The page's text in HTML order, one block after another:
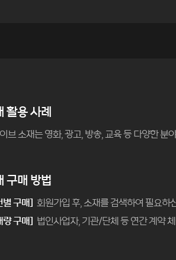
활용 사례
브 소재는 영화, 광고, 방송, 교육 등 다양한 분
구매 방법
구매] 회원가입 후, 소재를 검색하여 필요하
구매] 법인사업자, 기관/단체 등 연간 계약